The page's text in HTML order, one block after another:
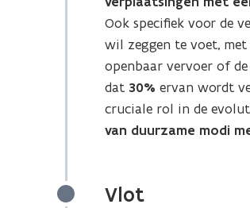
Ook specifiek voor de
wil zeggen te voet,
openbaar vervoer of
dat30% ervan wordt
cruciale rol in de
van duurzame modi
Vlot